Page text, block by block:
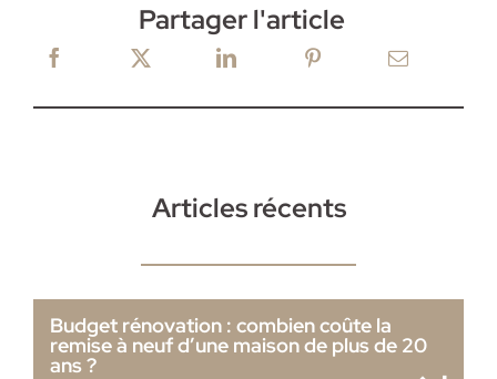
Partager l'article
Articles récents
Budget rénovation : combien coûte la
remise à neuf d’une maison de plus de 20
ans ?